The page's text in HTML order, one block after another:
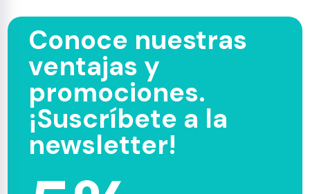
Conoce nuestras
ventajas y
promociones.
¡Suscríbete a la
newsletter!